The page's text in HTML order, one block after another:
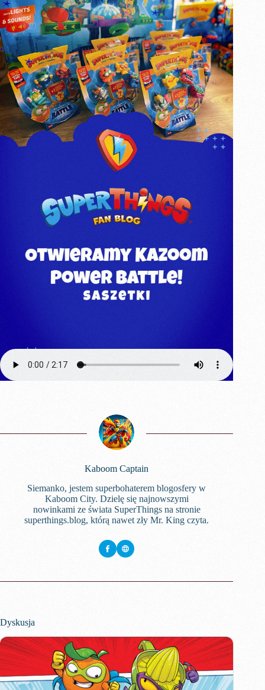
Kaboom Captain
Siemanko, jestem superbohaterem blogosfery w
Kaboom City. Dzielę się najnowszymi
nowinkami ze świata SuperThings na stronie
superthings.blog, którą nawet zły Mr. King czyta.
Dyskusja